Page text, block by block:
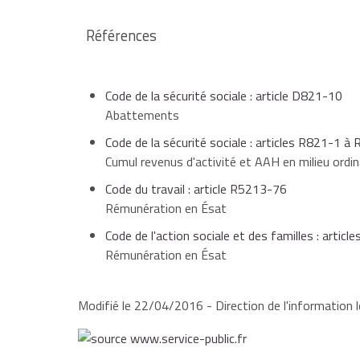
Le montant de l'AAH est recalculé tous les 3 mois.
145 % du Smic mensuel brut si votre couple
Lorsque le total de l'AAH et de la rémunération
conséquence. Pour ce faire, pour le calcul de
3,5 % lorsque la rémunération garantie
mais inférieure à 10 %0,97 €,
4 % lorsque la rémunération garantie versée
4,5 % lorsque la rémunération garantie
Références
Code de la sécurité sociale : article D821-10
Abattements
Code de la sécurité sociale : articles R821-1 à
Cumul revenus d'activité et AAH en milieu
Code du travail : article R5213-76
Rémunération en Ésat
Code de l'action sociale et des familles :
Rémunération en Ésat
Modifié le 22/04/2016 - Direction de l'information